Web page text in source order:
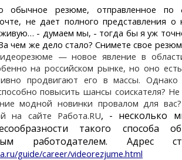
обычное резюме, отправленное по
не дает полного представления о
- думаем мы, - тогда бы я уж
чем же дело стало? Снимете свое
— новое явление в
на российском рынке, но оно
продвигают его в массы. Однако
повысить шансы соискателя? Не
модной новинки провалом для
на сайте Работа.RU, - несколько
такого способа
работодателем. Адрес
guide/career/videorezjume.html